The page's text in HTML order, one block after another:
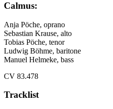
Calmus:
Anja Pöche, oprano
Sebastian Krause, alto
Tobias Pöche, tenor
Ludwig Böhme, baritone
Manuel Helmeke, bass
CV 83.478
Tracklist